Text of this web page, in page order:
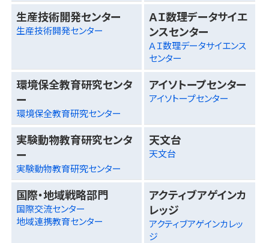
生産技術開発センター
生産技術開発センター
ＡＩ数理データサイエ
ンスセンター
ＡＩ数理データサイエンス
センター
環境保全教育研究センタ
ー
環境保全教育研究センター
アイソトープセンター
アイソトープセンター
実験動物教育研究センタ
ー
実験動物教育研究センター
天文台
天文台
国際・地域戦略部門
国際交流センター
地域連携教育センター
アクティブアゲインカ
レッジ
アクティブアゲインカレッ
ジ